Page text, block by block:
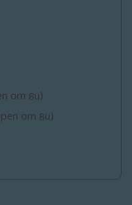
om 8u)
om 8u)